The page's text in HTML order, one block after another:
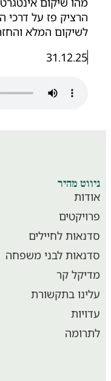
הרציק פז על דרכי
לשיקום המלא והחזרה
31.12.25
מהיר
לחיילים
לבני משפחה
קר
בתקשורת